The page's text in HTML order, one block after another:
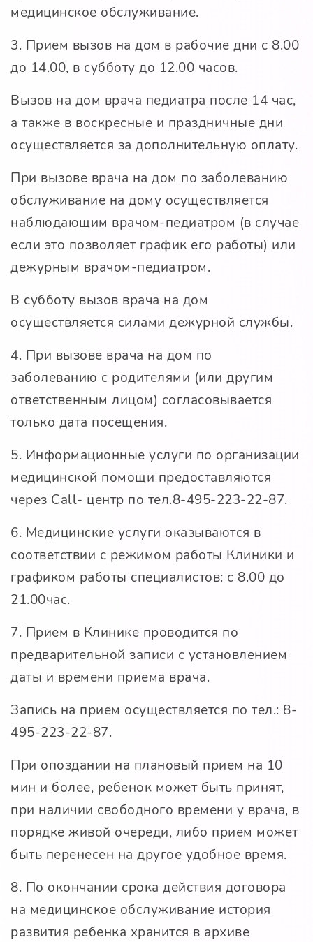
медицинское обслуживание.
3. Прием вызов на дом в рабочие дни с 8.00
до 14.00, в субботу до 12.00 часов.
Вызов на дом врача педиатра после 14 час,
а также в воскресные и праздничные дни
осуществляется за дополнительную оплату.
При вызове врача на дом по заболеванию
обслуживание на дому осуществляется
наблюдающим врачом-педиатром (в случае
если это позволяет график его работы) или
дежурным врачом-педиатром.
В субботу вызов врача на дом
осуществляется силами дежурной службы.
4. При вызове врача на дом по
заболеванию с родителями (или другим
ответственным лицом) согласовывается
только дата посещения.
5. Информационные услуги по организации
медицинской помощи предоставляются
через Call- центр по тел.8-495-223-22-87.
6. Медицинские услуги оказываются в
соответствии с режимом работы Клиники и
графиком работы специалистов: с 8.00 до
21.00час.
7. Прием в Клинике проводится по
предварительной записи с установлением
даты и времени приема врача.
Запись на прием осуществляется по тел.: 8-
495-223-22-87.
При опоздании на плановый прием на 10
мин и более, ребенок может быть принят,
при наличии свободного времени у врача, в
порядке живой очереди, либо прием может
быть перенесен на другое удобное время.
8. По окончании срока действия договора
на медицинское обслуживание история
развития ребенка хранится в архиве